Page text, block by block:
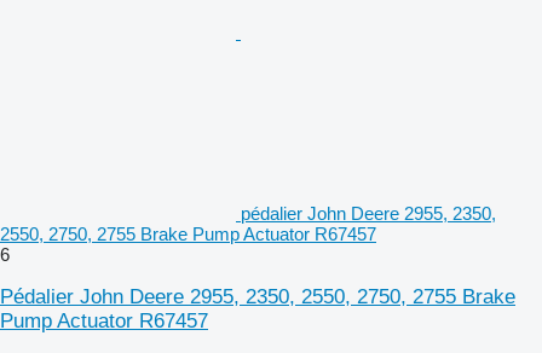
pédalier John Deere 2955, 2350,
2550, 2750, 2755 Brake Pump Actuator R67457
6
Pédalier John Deere 2955, 2350, 2550, 2750, 2755 Brake
Pump Actuator R67457